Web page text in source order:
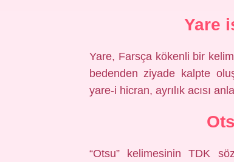
Yare
Yare, Farsça kökenli bir
bedenden ziyade kalpte
yare-i hicran, ayrılık acısı
“Otsu” kelimesinin TDK